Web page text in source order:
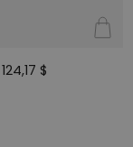
124,17 $